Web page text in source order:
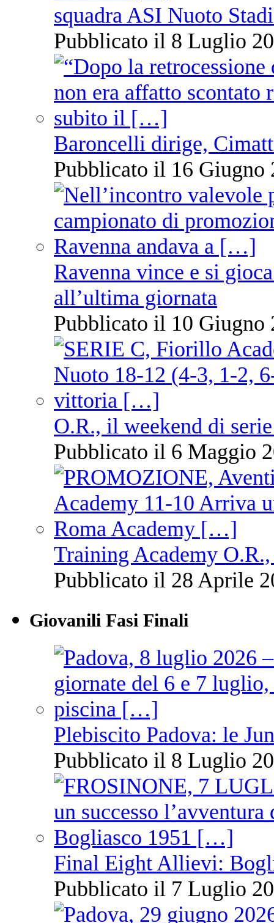
squadra ASI Nuoto
Pubblicato il 8 Luglio
Baroncelli dirige,
Pubblicato il 16 Giugno
Ravenna vince e si
all’ultima giornata
Pubblicato il 10 Giugno
O.R., il weekend di
Pubblicato il 6 Maggio
Training Academy
Pubblicato il 28 Aprile
Giovanili Fasi Finali
Plebiscito Padova: le
Pubblicato il 8 Luglio
Final Eight Allievi:
Pubblicato il 7 Luglio